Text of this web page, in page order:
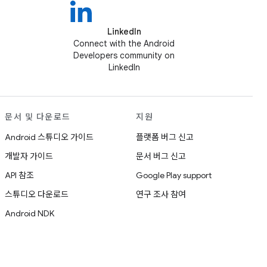
LinkedIn
Connect with the Android
Developers community on
LinkedIn
문서 및 다운로드
Android 스튜디오 가이드
개발자 가이드
API 참조
스튜디오 다운로드
Android NDK
지원
플랫폼 버그 신고
문서 버그 신고
Google Play support
연구 조사 참여